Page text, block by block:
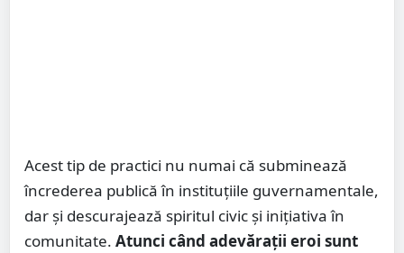
Acest tip de practici nu numai că subminează
încrederea publică în instituțiile guvernamentale,
dar și descurajează spiritul civic și inițiativa în
comunitate. Atunci când adevărații eroi sunt